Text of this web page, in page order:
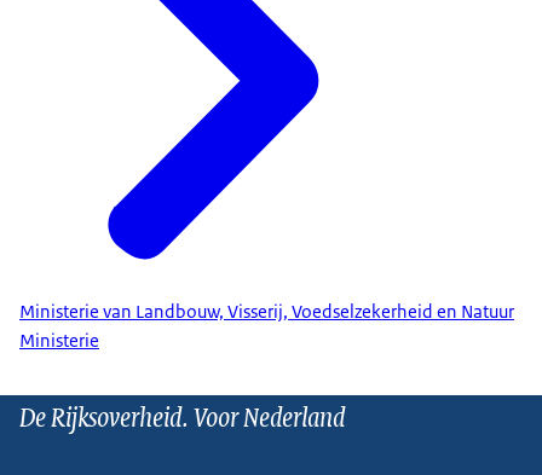
Ministerie van Landbouw, Visserij, Voedselzekerheid en Natuur
Ministerie
De Rijksoverheid. Voor Nederland